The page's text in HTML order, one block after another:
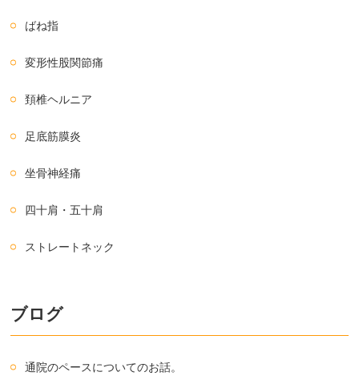
ばね指
変形性股関節痛
頚椎ヘルニア
足底筋膜炎
坐骨神経痛
四十肩・五十肩
ストレートネック
ブログ
通院のペースについてのお話。